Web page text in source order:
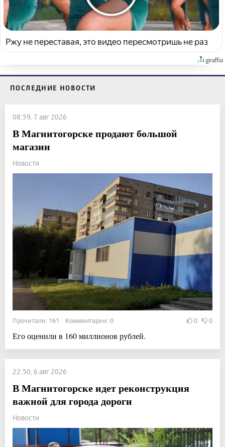
Ржу не переставая, это видео пересмотришь не раз
ПОСЛЕДНИЕ НОВОСТИ
08:59, 7 авг 2026
В Магнитогорске продают большой
магазин
Новости
Прочитали: 161 Комментарии: 0 0 0
Его оценили в 160 миллионов рублей.
22:50, 6 авг 2026
В Магнитогорске идет реконструкция
важной для города дороги
Новости